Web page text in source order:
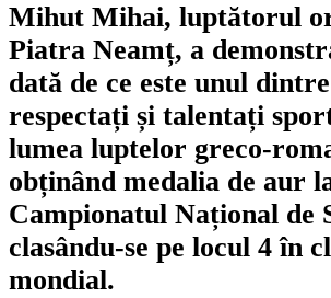
Mihut Mihai, luptătorul
Piatra Neamț, a
dată de ce este unul
respectați și talentați
lumea luptelor greco-
obținând medalia de aur
Campionatul Național de
clasându-se pe locul 4 în
mondial.